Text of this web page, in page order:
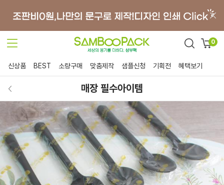
0
신상품 BEST 소량구매 맞춤제작 샘플신청 기획전 혜택보기
매장 필수아이템